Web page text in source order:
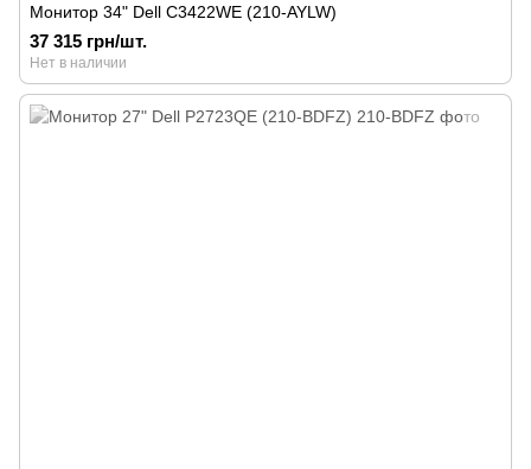
Монитор 34" Dell C3422WE (210-AYLW)
37 315 грн/шт.
Нет в наличии